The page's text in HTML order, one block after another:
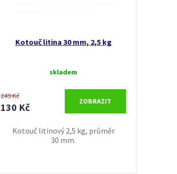
Kotouč litina 30 mm, 2,5 kg
skladem
249 Kč
130 Kč
ZOBRAZIT
Kotouč litinový 2,5 kg, průměr
30 mm.